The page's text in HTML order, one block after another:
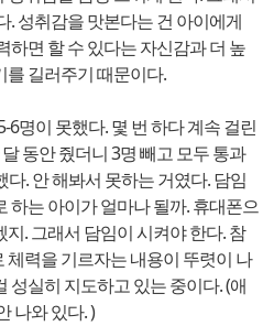
. 성취감을 맛본다는 건 아이에게
하면 할 수 있다는 자신감과 더 높
를 길러주기 때문이다.
명이 못했다. 몇 번 하다 계속 걸린
동안 줬더니 3명 빼고 모두 통과
다. 안 해봐서 못하는 거였다. 담임
하는 아이가 얼마나 될까. 휴대폰으
. 그래서 담임이 시켜야 한다. 참
력을 기르자는 내용이 뚜렷이 나
성실히 지도하고 있는 중이다. (애
나와 있다. )